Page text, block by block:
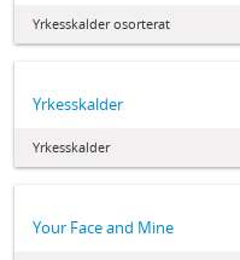
Yrkesskalder osorterat
Yrkesskalder
Yrkesskalder
Your Face and Mine